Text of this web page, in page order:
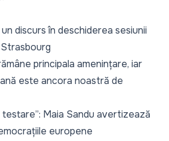
discurs în deschiderea sesiunii
principala amenințare, iar
este ancora noastră de
Maia Sandu avertizează
europene